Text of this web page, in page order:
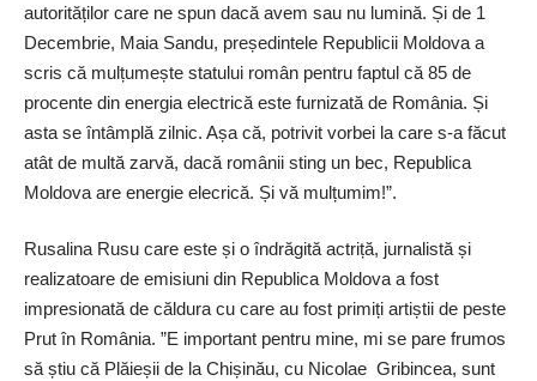
autorităților care ne spun dacă avem sau nu lumină. Și de 1
Decembrie, Maia Sandu, președintele Republicii Moldova a
scris că mulțumește statului român pentru faptul că 85 de
procente din energia electrică este furnizată de România. Și
asta se întâmplă zilnic. Așa că, potrivit vorbei la care s-a făcut
atât de multă zarvă, dacă românii sting un bec, Republica
Moldova are energie elecrică. Și vă mulțumim!”.
Rusalina Rusu care este și o îndrăgită actriță, jurnalistă și
realizatoare de emisiuni din Republica Moldova a fost
impresionată de căldura cu care au fost primiți artiștii de peste
Prut în România. ”E important pentru mine, mi se pare frumos
să știu că Plăieșii de la Chișinău, cu Nicolae Gribincea, sunt